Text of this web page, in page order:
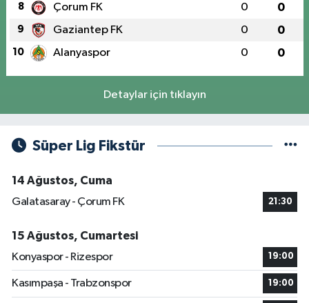
8 Çorum FK 0 0
9 Gaziantep FK 0 0
10 Alanyaspor 0 0
Detaylar için tıklayın
Süper Lig Fikstür
14 Ağustos, Cuma
Galatasaray - Çorum FK
21:30
15 Ağustos, Cumartesi
Konyaspor - Rizespor
19:00
Kasımpaşa - Trabzonspor 19:00